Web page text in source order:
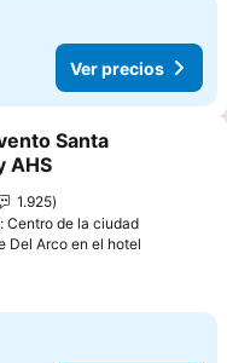
Ver precios
a favoritos
Santa
AHS
1.925
Centro de la ciudad
Del Arco en el hotel